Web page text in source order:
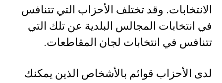
الانتخابات. وقد تختلف الأحزاب التي تتنافس
في انتخابات المجالس البلدية عن تلك التي
تتنافس في انتخابات لجان المقاطعات.
لدى الأحزاب قوائم بالأشخاص الذين يمكنك